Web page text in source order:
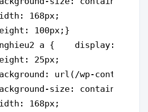
168px;
100px;}
a {    display:
25px;
url(/wp-content/
size: contain;
168px;